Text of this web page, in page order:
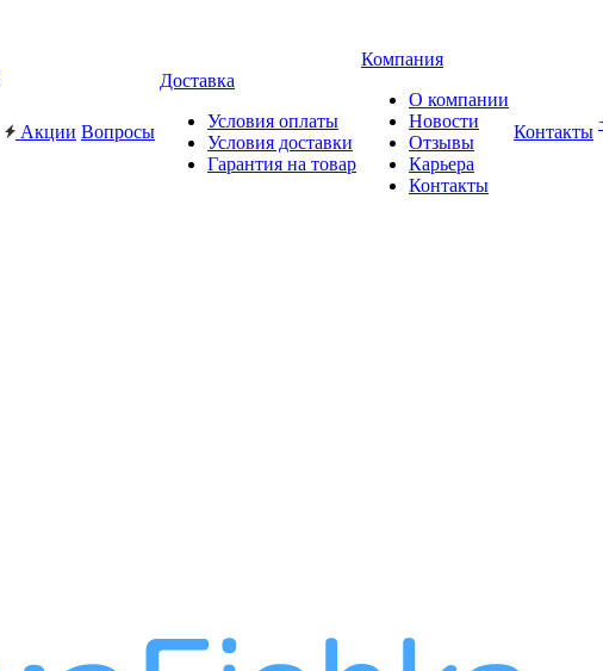
Акции Вопросы
Доставка
Условия оплаты
Условия доставки
Гарантия на товар
Компания
О компании
Новости
Отзывы
Карьера
Контакты
Контакты